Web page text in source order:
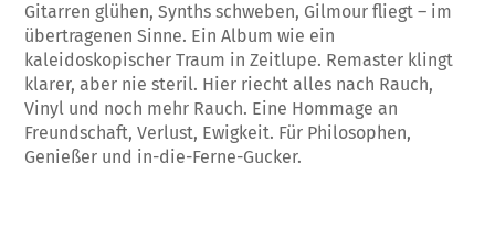
Gitarren glühen, Synths schweben, Gilmour fliegt – im
übertragenen Sinne. Ein Album wie ein
kaleidoskopischer Traum in Zeitlupe. Remaster klingt
klarer, aber nie steril. Hier riecht alles nach Rauch,
Vinyl und noch mehr Rauch. Eine Hommage an
Freundschaft, Verlust, Ewigkeit. Für Philosophen,
Genießer und in-die-Ferne-Gucker.